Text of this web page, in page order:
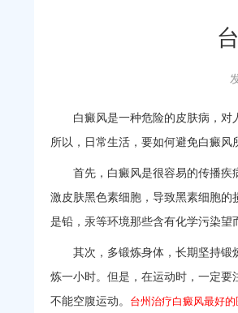
白癜风是一种危险的皮肤病，对人
所以，日常生活，要如何避免白癜风
首先，白癜风是很容易的传播疾病
激皮肤黑色素细胞，导致黑素细胞的
是铅，汞等环境那些含有化学污染望
其次，多锻炼身体，长期坚持锻炼
炼一小时。但是，在运动时，一定
不能空腹运动。 台州治疗白癜风最好的